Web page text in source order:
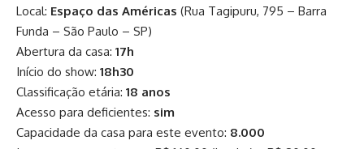
Local: Espaço das Américas (Rua Tagipuru, 795 – Barra
Funda – São Paulo – SP)
Abertura da casa: 17h
Início do show: 18h30
Classificação etária: 18 anos
Acesso para deficientes: sim
Capacidade da casa para este evento: 8.000